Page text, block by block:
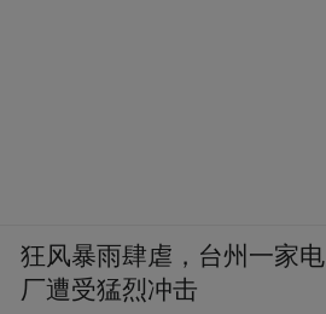
狂风暴雨肆虐，台州一家电
厂遭受猛烈冲击